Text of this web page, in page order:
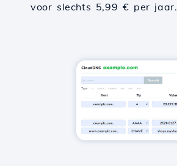
voor slechts 5,99 € per jaar.